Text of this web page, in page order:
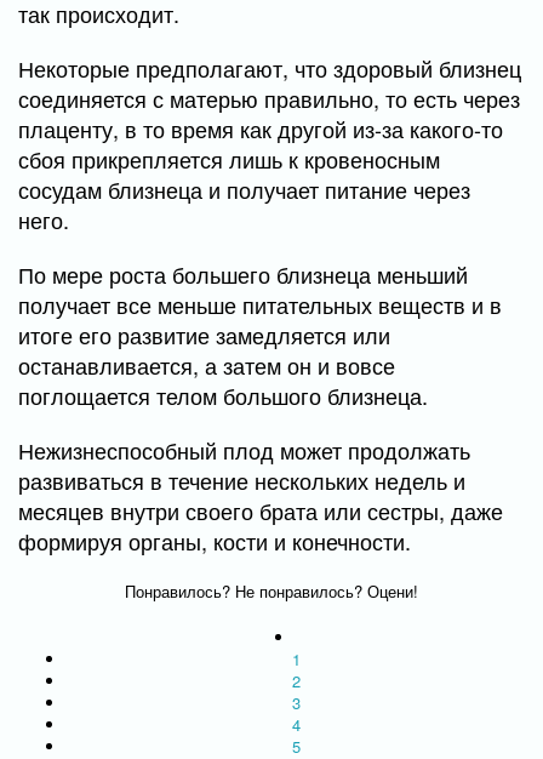
так происходит.
Некоторые предполагают, что здоровый близнец
соединяется с матерью правильно, то есть через
плаценту, в то время как другой из-за какого-то
сбоя прикрепляется лишь к кровеносным
сосудам близнеца и получает питание через
него.
По мере роста большего близнеца меньший
получает все меньше питательных веществ и в
итоге его развитие замедляется или
останавливается, а затем он и вовсе
поглощается телом большого близнеца.
Нежизнеспособный плод может продолжать
развиваться в течение нескольких недель и
месяцев внутри своего брата или сестры, даже
формируя органы, кости и конечности.
Понравилось? Не понравилось? Оцени!
1
2
3
4
5